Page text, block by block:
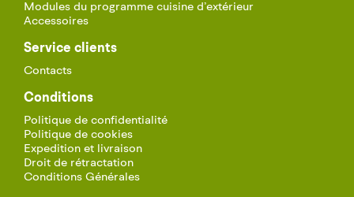
Modules du programme cuisine d’extérieur
Accessoires
Service clients
Contacts
Conditions
Politique de confidentialité
Politique de cookies
Expedition et livraison
Droit de rétractation
Conditions Générales